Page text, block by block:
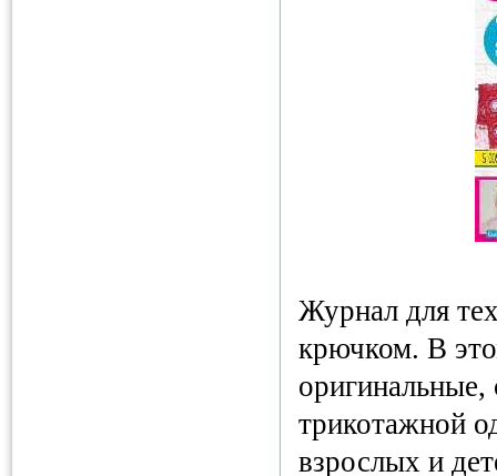
Журнал для
крючком. В
трикотажной
взрослых и